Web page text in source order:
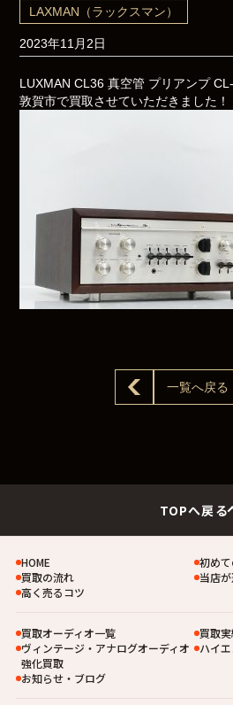
LAXMAN（ラックスマン）
2023年11月2日
LUXMAN CL36 真空管 プリアンプ
敦賀市で買取させていただきました！
一覧へ戻る
TOPへ戻る
HOME
初め
買取の流れ
当店
高く売るコツ
買取オーディオ一覧
買取実
ヴィンテージ・アナログオーディオ
強化買取
ハイ
お知らせ・ブログ